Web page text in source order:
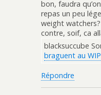
bon, faudra
repas un peu
weight
contre, soif, ca
blacksuccube
braguent au
Répondre